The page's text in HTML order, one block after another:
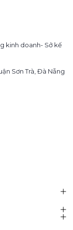
kinh doanh- Sở kế
Sơn Trà, Đà Nẵng